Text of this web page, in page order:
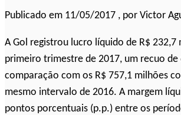
Publicado em 11/05/2017 , por Victor
A Gol registrou lucro líquido de R$ 232,7
primeiro trimestre de 2017, um recuo de
comparação com os R$ 757,1 milhões
mesmo intervalo de 2016. A margem
pontos porcentuais (p.p.) entre os